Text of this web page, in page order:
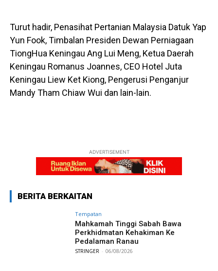
Turut hadir, Penasihat Pertanian Malaysia Datuk Yap
Yun Fook, Timbalan Presiden Dewan Perniagaan
TiongHua Keningau Ang Lui Meng, Ketua Daerah
Keningau Romanus Joannes, CEO Hotel Juta
Keningau Liew Ket Kiong, Pengerusi Penganjur
Mandy Tham Chiaw Wui dan lain-lain.
ADVERTISEMENT
BERITA BERKAITAN
Tempatan
Mahkamah Tinggi Sabah Bawa
Perkhidmatan Kehakiman Ke
Pedalaman Ranau
STRINGER - 06/08/2026